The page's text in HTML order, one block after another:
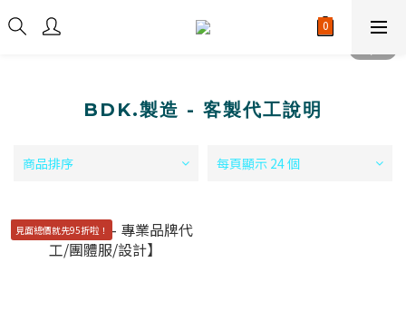
BDK.製造 - 客製代工說明
商品排序 每頁顯示 24 個
見面總價就先95折啦！